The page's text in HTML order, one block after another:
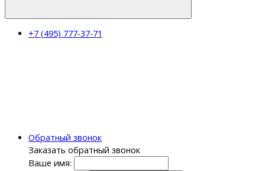
+7 (495) 777-37-71
Обратный звонок
Заказать обратный звонок
Ваше имя: